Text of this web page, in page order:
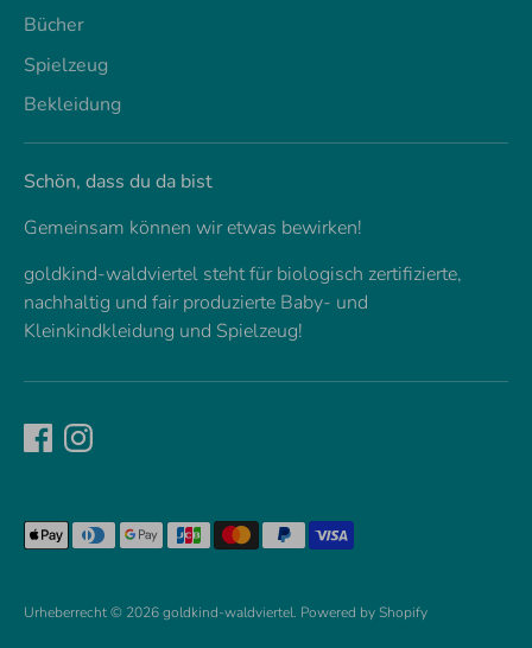
Bücher
Spielzeug
Bekleidung
Schön, dass du da bist
Gemeinsam können wir etwas bewirken!
goldkind-waldviertel steht für biologisch zertifizierte,
nachhaltig und fair produzierte Baby- und
Kleinkindkleidung und Spielzeug!
Urheberrecht © 2026goldkind-waldviertel. Powered by Shopify
Akzeptierte
Zahlungsarten